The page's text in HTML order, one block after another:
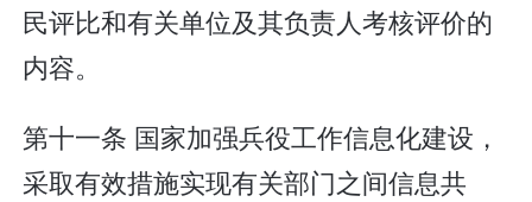
民评比和有关单位及其负责人考核评价的
内容。
第十一条 国家加强兵役工作信息化建设，
采取有效措施实现有关部门之间信息共